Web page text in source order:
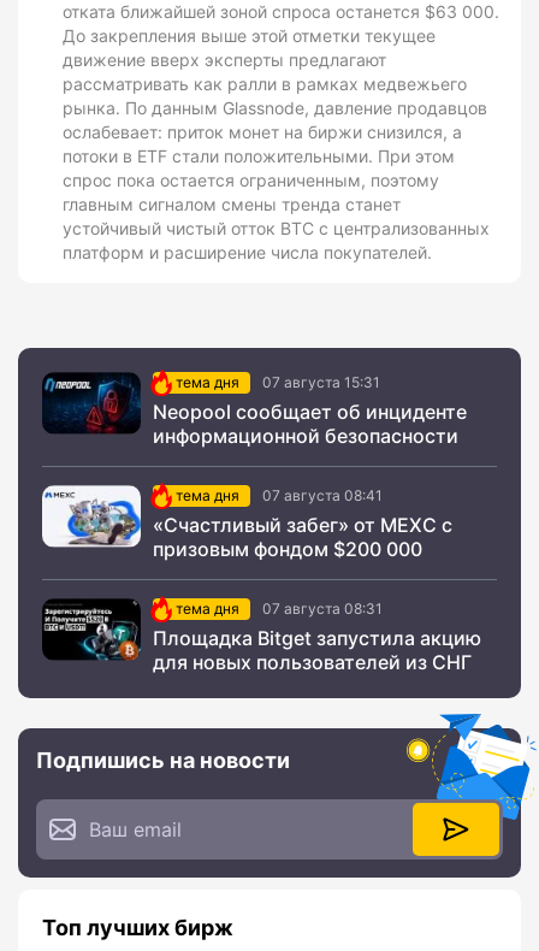
отката ближайшей зоной спроса останется $63 000.
До закрепления выше этой отметки текущее
движение вверх эксперты предлагают
рассматривать как ралли в рамках медвежьего
рынка. По данным Glassnode, давление продавцов
ослабевает: приток монет на биржи снизился, а
потоки в ETF стали положительными. При этом
спрос пока остается ограниченным, поэтому
главным сигналом смены тренда станет
устойчивый чистый отток BTC с централизованных
платформ и расширение числа покупателей.
тема дня 07 августа 15:31
Neopool сообщает об инциденте
информационной безопасности
тема дня 07 августа 08:41
«Счастливый забег» от MEXC с
призовым фондом $200 000
тема дня 07 августа 08:31
Площадка Bitget запустила акцию
для новых пользователей из СНГ
Подпишись на новости
Топ лучших бирж